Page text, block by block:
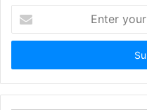
your
Email